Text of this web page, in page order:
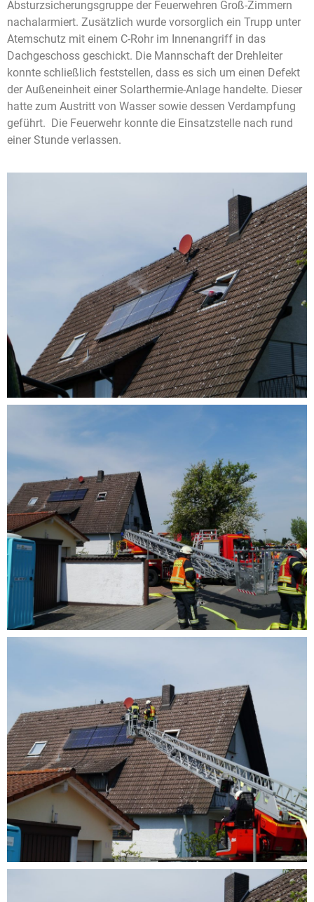
Absturzsicherungsgruppe der Feuerwehren Groß-Zimmern
nachalarmiert. Zusätzlich wurde vorsorglich ein Trupp unter
Atemschutz mit einem C-Rohr im Innenangriff in das
Dachgeschoss geschickt. Die Mannschaft der Drehleiter
konnte schließlich feststellen, dass es sich um einen Defekt
der Außeneinheit einer Solarthermie-Anlage handelte. Dieser
hatte zum Austritt von Wasser sowie dessen Verdampfung
geführt. Die Feuerwehr konnte die Einsatzstelle nach rund
einer Stunde verlassen.